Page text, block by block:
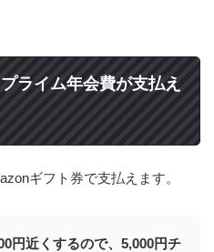
ライム年会費が支払え
ギフト券で支払えます。
円近くするので、5,000円チ